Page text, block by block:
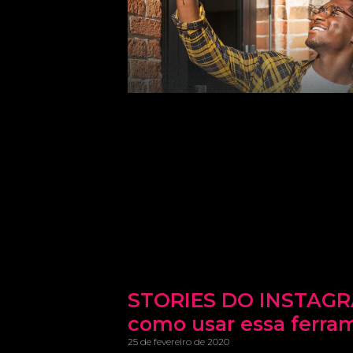
STORIES DO
como usar essa
25 de fevereiro de 2020